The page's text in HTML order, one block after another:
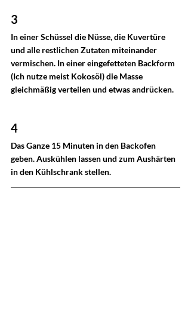
3
In einer Schüssel die Nüsse, die Kuvertüre
und alle restlichen Zutaten miteinander
vermischen. In einer eingefetteten Backform
(Ich nutze meist Kokosöl) die Masse
gleichmäßig verteilen und etwas andrücken.
4
Das Ganze 15 Minuten in den Backofen
geben. Auskühlen lassen und zum Aushärten
in den Kühlschrank stellen.